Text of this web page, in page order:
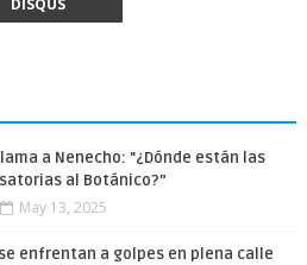
a Nenecho: "¿Dónde están las
al Botánico?”
May 13, 2025
enfrentan a golpes en plena calle